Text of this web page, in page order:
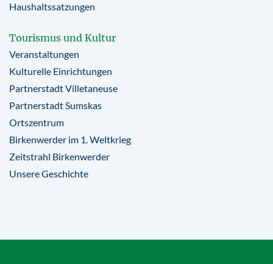
Haushaltssatzungen
Tourismus und Kultur
Veranstaltungen
Kulturelle Einrichtungen
Partnerstadt Villetaneuse
Partnerstadt Sumskas
Ortszentrum
Birkenwerder im 1. Weltkrieg
Zeitstrahl Birkenwerder
Unsere Geschichte